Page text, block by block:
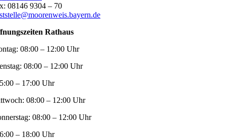
08146 9304 – 70
Rathaus
08:00 – 12:00 Uhr
08:00 – 12:00 Uhr
– 17:00 Uhr
08:00 – 12:00 Uhr
08:00 – 12:00 Uhr
– 18:00 Uhr